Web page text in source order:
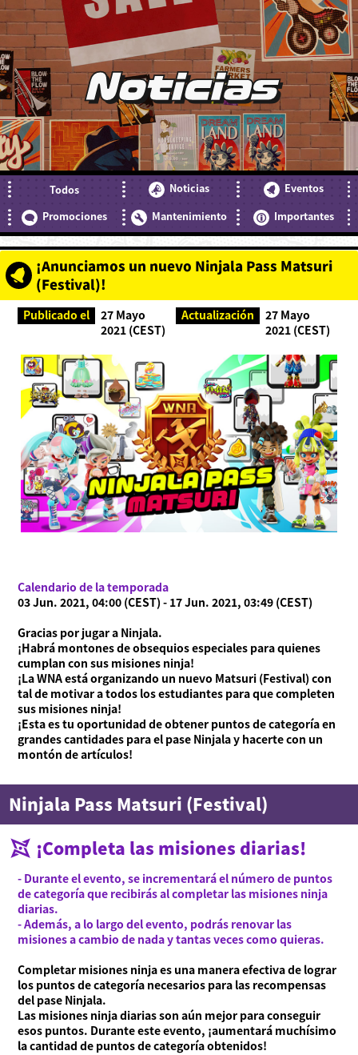
Acerca de Ninjala
Acerca de Ninjala
Cómo jugar a Ninjala
Chicle ninja
Mapas
Noticias
Language
Noticias
Todos Noticias
Eventos
Promociones
Mantenimiento Importantes
¡Anunciamos un nuevo Ninjala Pass Matsuri
(Festival)!
Publicado el
27 Mayo
2021 (CEST)
Actualización
27 Mayo
2021 (CEST)
Calendario de la temporada
03 Jun. 2021, 04:00 (CEST) - 17 Jun. 2021, 03:49 (CEST)
Gracias por jugar a Ninjala.
¡Habrá montones de obsequios especiales para quienes
cumplan con sus misiones ninja!
¡La WNA está organizando un nuevo Matsuri (Festival) con
tal de motivar a todos los estudiantes para que completen
sus misiones ninja!
¡Esta es tu oportunidad de obtener puntos de categoría en
grandes cantidades para el pase Ninjala y hacerte con un
montón de artículos!
Ninjala Pass Matsuri (Festival)
¡Completa las misiones diarias!
- Durante el evento, se incrementará el número de puntos
de categoría que recibirás al completar las misiones ninja
diarias.
- Además, a lo largo del evento, podrás renovar las
misiones a cambio de nada y tantas veces como quieras.
Completar misiones ninja es una manera efectiva de lograr
los puntos de categoría necesarios para las recompensas
del pase Ninjala.
Las misiones ninja diarias son aún mejor para conseguir
esos puntos. Durante este evento, ¡aumentará muchísimo
la cantidad de puntos de categoría obtenidos!